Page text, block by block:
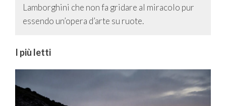
Lamborghini che non fa gridare al miracolo pur
essendo un’opera d’arte su ruote.
I più letti